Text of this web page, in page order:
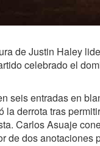
de Justin Haley
celebrado el
seis entradas en
derrota tras
Carlos Asuaje
de dos anotaciones